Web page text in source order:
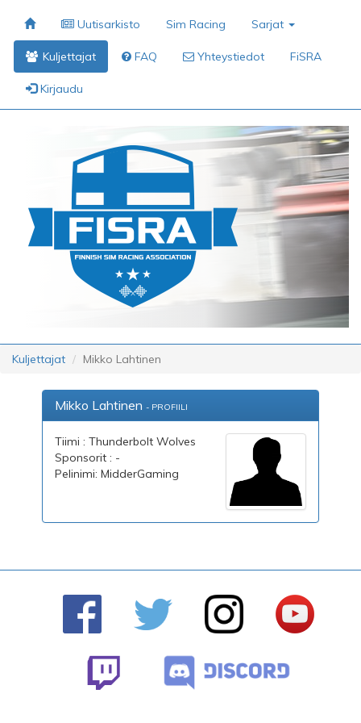
Uutisarkisto Sim Racing Sarjat
Kuljettajat FAQ Yhteystiedot FiSRA
Kirjaudu
Kuljettajat Mikko Lahtinen
Mikko Lahtinen - PROFIILI
Tiimi : Thunderbolt Wolves
Sponsorit : -
Pelinimi: MidderGaming